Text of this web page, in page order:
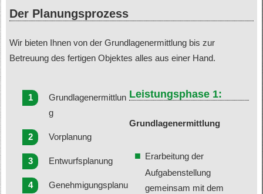
Der Planungsprozess
Wir bieten Ihnen von der Grundlagenermittlung bis zur
Betreuung des fertigen Objektes alles aus einer Hand.
Grundlagenermittlun
g
Vorplanung
Entwurfsplanung
Genehmigungsplanu
Leistungsphase 1:
Grundlagenermittlung
Erarbeitung der
Aufgabenstellung
gemeinsam mit dem
e